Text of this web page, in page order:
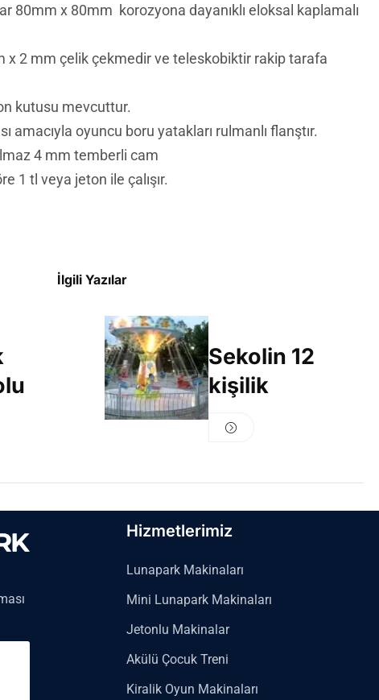
80mm x 80mm korozyona dayanıklı eloksal kaplamalı
x 2 mm çelik çekmedir ve teleskobiktir rakip tarafa
kutusu mevcuttur.
amacıyla oyuncu boru yatakları rulmanlı flanştır.
4 mm temberli cam
1 tl veya jeton ile çalışır.
İlgili Yazılar
Sekolin 12
kişilik
Hizmetlerimiz
Lunapark Makinaları
Mini Lunapark Makinaları
Jetonlu Makinalar
Akülü Çocuk Treni
Kiralik Oyun Makinaları